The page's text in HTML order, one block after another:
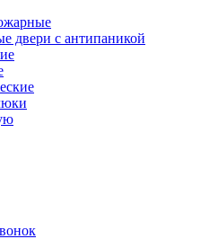
двери с антипаникой